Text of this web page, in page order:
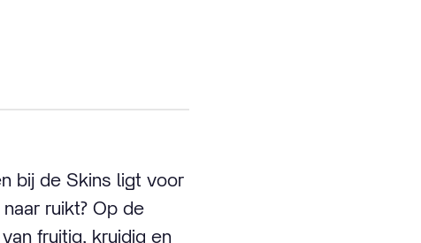
bij de Skins ligt voor
ruikt? Op de
fruitig, kruidig en